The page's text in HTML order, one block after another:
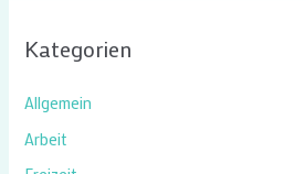
Kategorien
Allgemein
Arbeit